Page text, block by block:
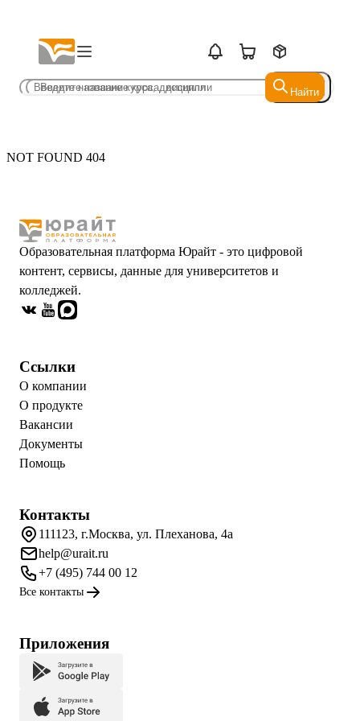
Найти
Найти
NOT FOUND 404
Образовательная платформа Юрайт - это цифровой
контент, сервисы, данные для университетов и
колледжей.
Ссылки
О компании
О продукте
Вакансии
Документы
Помощь
Контакты
111123, г.Москва, ул. Плеханова, 4а
help@urait.ru
+7 (495) 744 00 12
Все контакты
Приложения